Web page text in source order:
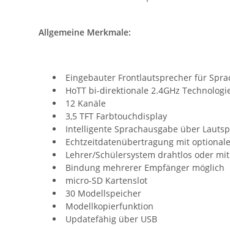
Allgemeine Merkmale:
Eingebauter Frontlautsprecher für
HoTT bi-direktionale 2.4GHz
12 Kanäle
3,5 TFT Farbtouchdisplay
Intelligente Sprachausgabe über
Echtzeitdatenübertragung mit
Lehrer/Schülersystem drahtlos oder
Bindung mehrerer Empfänger möglich
micro-SD Kartenslot
30 Modellspeicher
Modellkopierfunktion
Updatefähig über USB